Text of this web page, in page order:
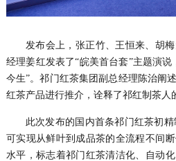
发布会上，张正竹、王恒来、胡
经理姜红发表了“皖美首台套”主题演
今生”。祁门红茶集团副总经理陈治阐
红茶产品进行推介，诠释了祁红制茶人
此次发布的国内首条祁门红茶初精
可实现从鲜叶到成品茶的全流程不间
水平，标志着祁门红茶清洁化、自动